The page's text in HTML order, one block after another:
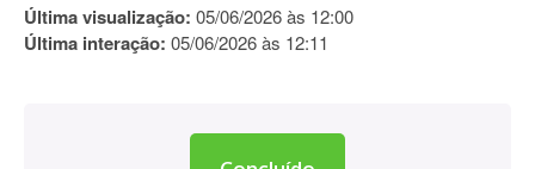
Última visualização: 05/06/2026 às 12:00
Última interação: 05/06/2026 às 12:11